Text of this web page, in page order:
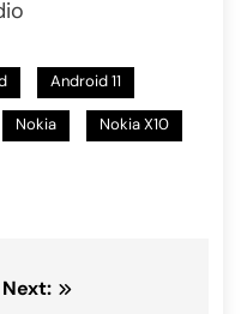
Android 11
Nokia Nokia X10
Next: